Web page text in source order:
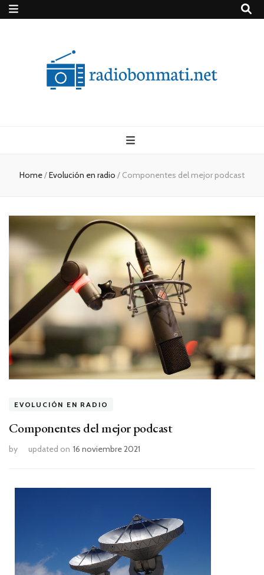
Home/Evolución en radio / Componentes del mejor podcast
EVOLUCIÓN EN RADIO
Componentes del mejor podcast
by updated on 16 noviembre 2021